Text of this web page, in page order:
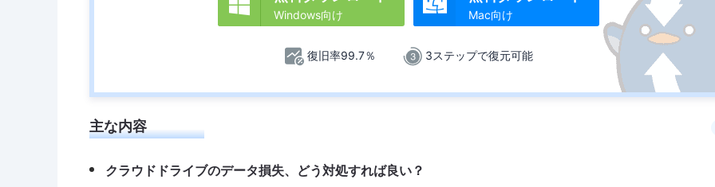
 Windows向け

Mac向け
復旧率99.7％ 3ステップで復元可能
主な内容
クラウドドライブのデータ損失、どう対処すれば良い？